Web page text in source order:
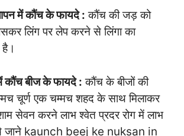
में कौंच के फायदे : कौंच की जड़ को
लिंग पर लेप करने से लिंगा का
है।
कौंच बीज के फायदे : कौंच के बीजों की
चूर्ण एक चम्मच शहद के साथ मिलाकर
सेवन करने लाभ श्वेत प्रदर रोग में लाभ
जाने kaunch beej ke nuksan in